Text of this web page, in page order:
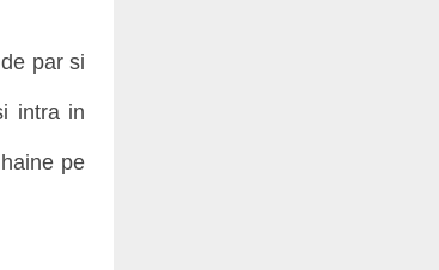
par si
intra in
pe